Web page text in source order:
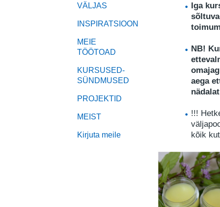
VÄLJAS
INSPIRATSIOON
MEIE
TÖÖTOAD
KURSUSED-
SÜNDMUSED
PROJEKTID
MEIST
Kirjuta meile
Iga
NB!
aega
!!!
kõik